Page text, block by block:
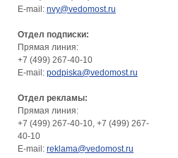
E-mail: nvy@vedomost.ru
Отдел подписки:
Прямая линия:
+7 (499) 267-40-10
E-mail: podpiska@vedomost.ru
Отдел рекламы:
Прямая линия:
+7 (499) 267-40-10, +7 (499) 267-
40-10
E-mail: reklama@vedomost.ru